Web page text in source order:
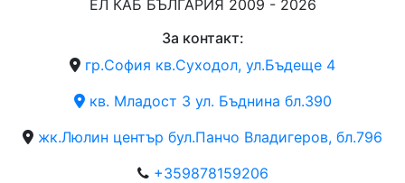
ЕЛ КАБ БЪЛГАРИЯ 2009 - 2026
За контакт:
гр.София кв.Суходол, ул.Бъдеще 4
кв. Младост 3 ул. Бъднина бл.390
жк.Люлин център бул.Панчо Владигеров, бл.796
+359878159206